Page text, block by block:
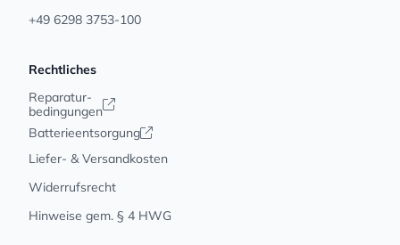
+49 6298 3753-100
Rechtliches
Reparatur-
bedingungen
Batterieentsorgung
Liefer- & Versandkosten
Widerrufsrecht
Hinweise gem. § 4 HWG